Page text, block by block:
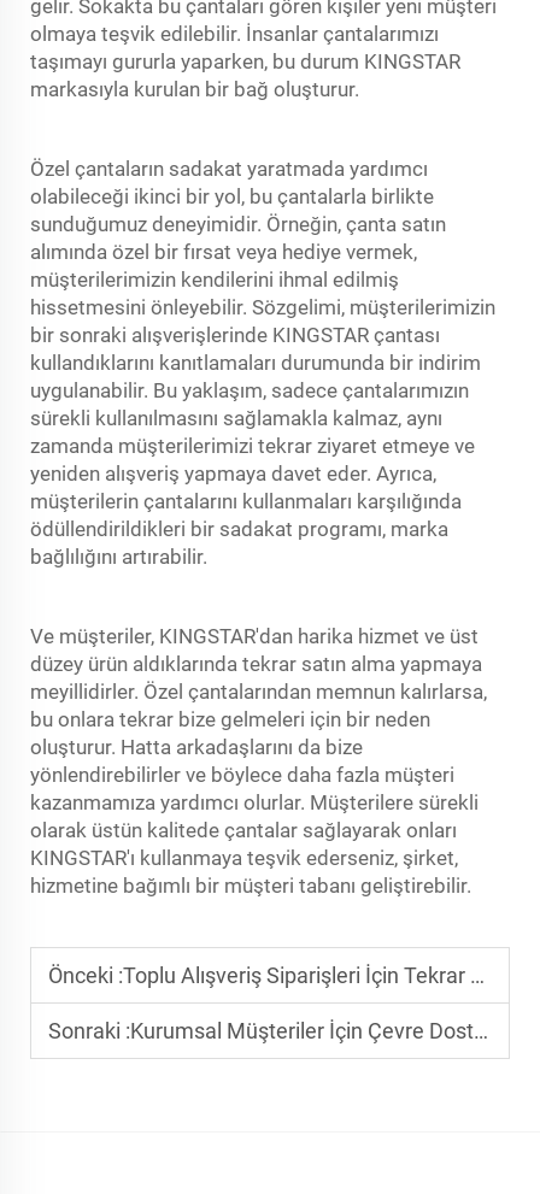
gelir. Sokakta bu çantaları gören kişiler yeni müşteri
olmaya teşvik edilebilir. İnsanlar çantalarımızı
taşımayı gururla yaparken, bu durum KINGSTAR
markasıyla kurulan bir bağ oluşturur.
Özel çantaların sadakat yaratmada yardımcı
olabileceği ikinci bir yol, bu çantalarla birlikte
sunduğumuz deneyimidir. Örneğin, çanta satın
alımında özel bir fırsat veya hediye vermek,
müşterilerimizin kendilerini ihmal edilmiş
hissetmesini önleyebilir. Sözgelimi, müşterilerimizin
bir sonraki alışverişlerinde KINGSTAR çantası
kullandıklarını kanıtlamaları durumunda bir indirim
uygulanabilir. Bu yaklaşım, sadece çantalarımızın
sürekli kullanılmasını sağlamakla kalmaz, aynı
zamanda müşterilerimizi tekrar ziyaret etmeye ve
yeniden alışveriş yapmaya davet eder. Ayrıca,
müşterilerin çantalarını kullanmaları karşılığında
ödüllendirildikleri bir sadakat programı, marka
bağlılığını artırabilir.
Ve müşteriler, KINGSTAR'dan harika hizmet ve üst
düzey ürün aldıklarında tekrar satın alma yapmaya
meyillidirler. Özel çantalarından memnun kalırlarsa,
bu onlara tekrar bize gelmeleri için bir neden
oluşturur. Hatta arkadaşlarını da bize
yönlendirebilirler ve böylece daha fazla müşteri
kazanmamıza yardımcı olurlar. Müşterilere sürekli
olarak üstün kalitede çantalar sağlayarak onları
KINGSTAR'ı kullanmaya teşvik ederseniz, şirket,
hizmetine bağımlı bir müşteri tabanı geliştirebilir.
Önceki :Toplu Alışveriş Siparişleri İçin Tekrar Kullanılabilir Nilon Çantalar
Sonraki :Kurumsal Müşteriler İçin Çevre Dostu Özel Bilgisayar Kılıfları